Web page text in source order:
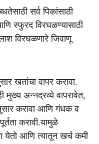
सर्व पिकांसाठी
स्फुरद विरघळण्यासाठी
विरघळणारे जिवाणू
खतांचा वापर करावा.
मुख्य अन्नद्रव्ये वापरावेत,
करावा आणि गंधक व
करावी.यामुळे
येतो आणि त्यातून खर्च कमी